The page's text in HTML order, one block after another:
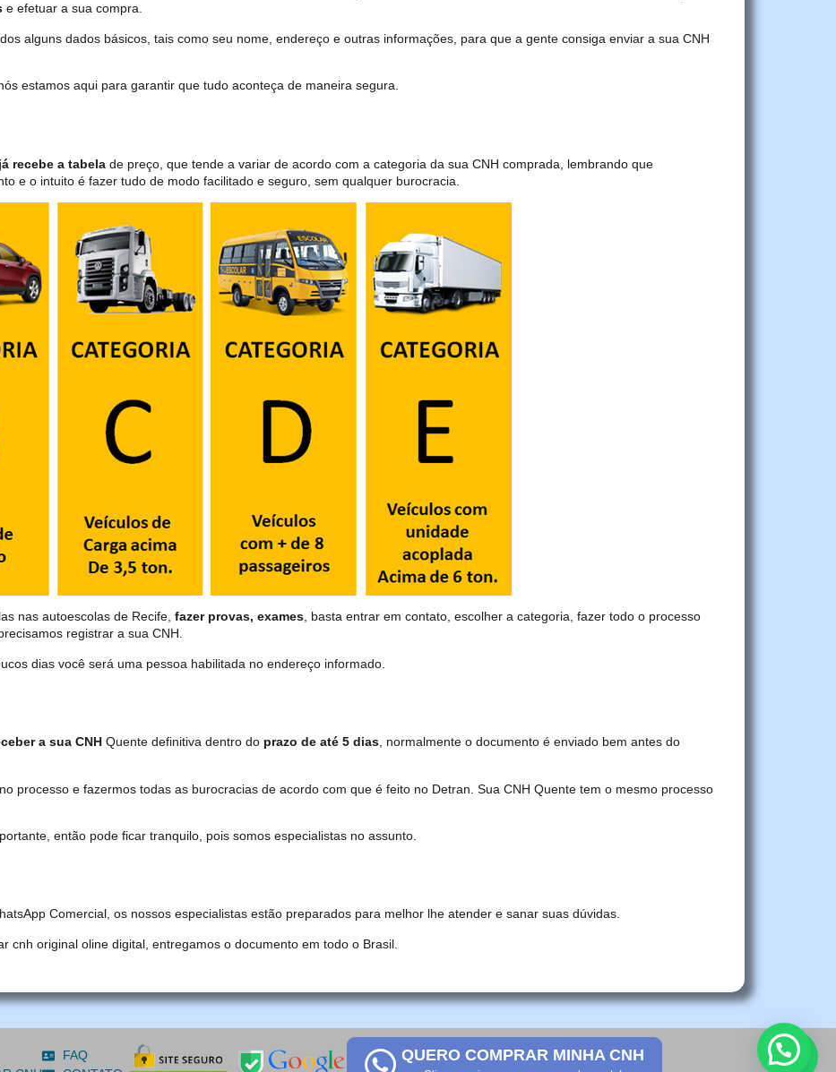
e efetuar a sua compra.
alguns dados básicos, tais como seu nome, endereço e outras informações, para que a gente consiga enviar a sua CNH
estamos aqui para garantir que tudo aconteça de maneira segura.
recebe a tabela de preço, que tende a variar de acordo com a categoria da sua CNH comprada, lembrando que
e o intuito é fazer tudo de modo facilitado e seguro, sem qualquer burocracia.
nas autoescolas de Recife, fazer provas, exames, basta entrar em contato, escolher a categoria, fazer todo o processo
registrar a sua CNH.
dias você será uma pessoa habilitada no endereço informado.
a sua CNH Quente definitiva dentro do prazo de até 5 dias, normalmente o documento é enviado bem antes do
processo e fazermos todas as burocracias de acordo com que é feito no Detran. Sua CNH Quente tem o mesmo processo
então pode ficar tranquilo, pois somos especialistas no assunto.
Comercial, os nossos especialistas estão preparados para melhor lhe atender e sanar suas dúvidas.
cnh original oline digital, entregamos o documento em todo o Brasil.
FAQ
QUERO COMPRAR MINHA CNH